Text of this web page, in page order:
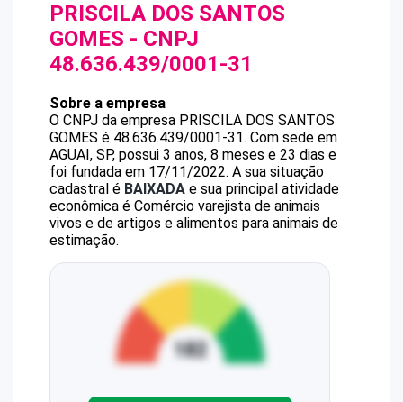
PRISCILA DOS SANTOS
GOMES - CNPJ
48.636.439/0001-31
Sobre a empresa
O CNPJ da empresa PRISCILA DOS SANTOS
GOMES é 48.636.439/0001-31. Com sede em
AGUAI, SP, possui 3 anos, 8 meses e 23 dias e
foi fundada em 17/11/2022. A sua situação
cadastral é BAIXADA e sua principal atividade
econômica é Comércio varejista de animais
vivos e de artigos e alimentos para animais de
estimação.